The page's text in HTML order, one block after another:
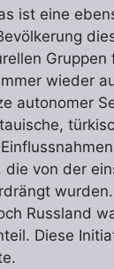
ist eine
Gruppen
wieder
autonomer
von der
Russland
Diese